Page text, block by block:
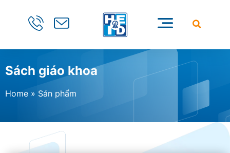
Sách giáo khoa
Home » Sản phẩm